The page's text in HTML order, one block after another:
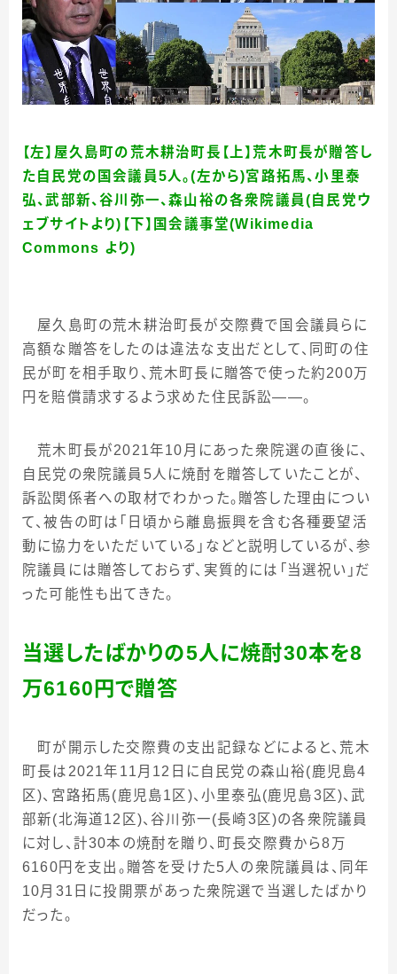
【左】屋久島町の荒木耕治町長【上】荒木町長が贈答し
た自民党の国会議員5人。(左から)宮路拓馬、小里泰
弘、武部新、谷川弥一、森山裕の各衆院議員(自民党ウ
ェブサイトより) 【下】国会議事堂(Wikimedia
Commons より)
屋久島町の荒木耕治町長が交際費で国会議員らに
高額な贈答をしたのは違法な支出だとして、同町の住
民が町を相手取り、荒木町長に贈答で使った約200万
円を賠償請求するよう求めた住民訴訟――。
荒木町長が2021年10 月にあった衆院選の直後に、
自民党の衆院議員 5人に焼酎を贈答していたことが、
訴訟関係者への取材でわかった。贈答した理由につい
て、被告の町は「日頃から離島振興を含む各種要望活
動に協力をいただいている」などと説明しているが、参
院議員には贈答しておらず、実質的には「当選祝い」だ
った可能性も出てきた。
当選したばかりの5人に焼酎30本を8
万6160 円で贈答
町が開示した交際費の支出記録などによると、荒木
町長は 2021年 11 月 12 日に自民党の森山裕(鹿児島4
区)、宮路拓馬(鹿児島1 区 )、小里泰弘(鹿児島3 区)、武
部新(北海道12 区)、谷川弥一(長崎3 区)の各衆院議員
に対し、計30本の焼酎を贈り、町長交際費から8万
6160円を支出。贈答を受けた5人の衆院議員は、同年
10月 31 日に投開票があった衆院選で当選したばかり
だった。